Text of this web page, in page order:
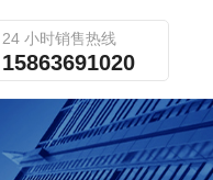
24 小时销售热线
15863691020